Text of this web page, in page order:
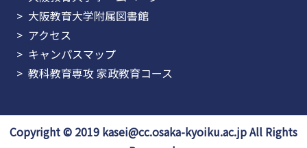
大阪教育大学附属図書館
アクセス
キャンパスマップ
教科教育専攻 家政教育コース
Copyright © 2019 kasei@cc.osaka-kyoiku.ac.jp All Rights